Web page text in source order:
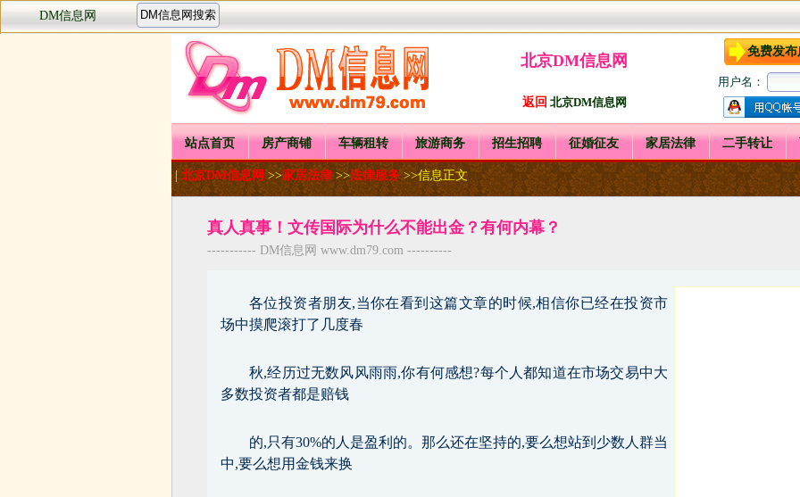
DM信息网
北京DM信息网
返回 北京DM信息网
免费发布
用户名：
站点首页 房产商铺 车辆租转 旅游商务 招生招聘 征婚征友 家居法律 二手转让
|北京DM信息网>>家居法律>>法律服务>>信息正文
真人真事！文传国际为什么不能出金？有何内幕？
----------- DM信息网 www.dm79.com ----------
各位投资者朋友,当你在看到这篇文章的时候,相信你已经在投资市
场中摸爬滚打了几度春
秋,经历过无数风风雨雨,你有何感想?每个人都知道在市场交易中大
多数投资者都是赔钱
的,只有30%的人是盈利的。那么还在坚持的,要么想站到少数人群当
中,要么想用金钱来换